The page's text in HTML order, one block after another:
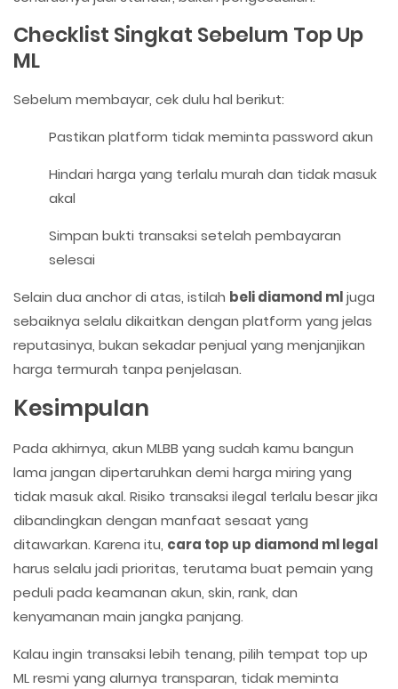
Checklist Singkat Sebelum Top Up
ML
Sebelum membayar, cek dulu hal berikut:
Pastikan platform tidak meminta password akun
Hindari harga yang terlalu murah dan tidak masuk
akal
Simpan bukti transaksi setelah pembayaran
selesai
Selain dua anchor di atas, istilah beli diamond mljuga
sebaiknya selalu dikaitkan dengan platform yang jelas
reputasinya, bukan sekadar penjual yang menjanjikan
harga termurah tanpa penjelasan.
Kesimpulan
Pada akhirnya, akun MLBB yang sudah kamu bangun
lama jangan dipertaruhkan demi harga miring yang
tidak masuk akal. Risiko transaksi ilegal terlalu besar jika
dibandingkan dengan manfaat sesaat yang
ditawarkan. Karena itu, cara top up diamond ml legal
harus selalu jadi prioritas, terutama buat pemain yang
peduli pada keamanan akun, skin, rank, dan
kenyamanan main jangka panjang.
Kalau ingin transaksi lebih tenang, pilih tempat top up
ML resmi yang alurnya transparan, tidak meminta